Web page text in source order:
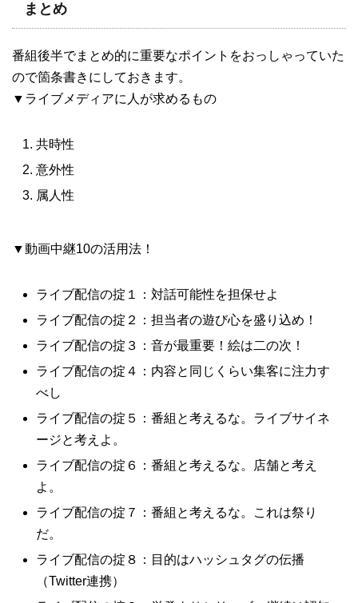
まとめ
番組後半でまとめ的に重要なポイントをおっしゃっていた
ので箇条書きにしておきます。
▼ライブメディアに人が求めるもの
共時性
意外性
属人性
▼動画中継10の活用法！
ライブ配信の掟１：対話可能性を担保せよ
ライブ配信の掟２：担当者の遊び心を盛り込め！
ライブ配信の掟３：音が最重要！絵は二の次！
ライブ配信の掟４：内容と同じくらい集客に注力す
べし
ライブ配信の掟５：番組と考えるな。ライブサイネ
ージと考えよ。
ライブ配信の掟６：番組と考えるな。店舗と考え
よ。
ライブ配信の掟７：番組と考えるな。これは祭り
だ。
ライブ配信の掟８：目的はハッシュタグの伝播
（Twitter連携）